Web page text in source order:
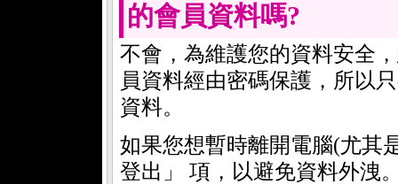
的會員資料嗎?
不會，為維護您的資料安全
員資料經由密碼保護，所以
資料。
如果您想暫時離開電腦(尤其
登出」 項，以避免資料外洩